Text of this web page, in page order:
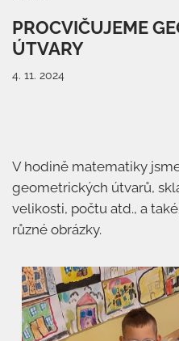
PROCVIČUJEME
ÚTVARY
4. 11. 2024
V hodině matematiky
geometrických útvarů,
velikosti, počtu atd., a
různé obrázky.